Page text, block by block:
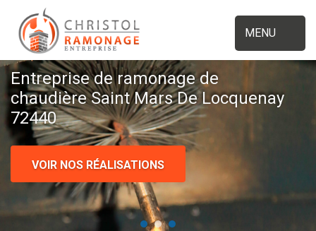
MENU
Entreprise de ramonage de
chaudière Saint Mars De Locquenay
72440
VOIR NOS RÉALISATIONS